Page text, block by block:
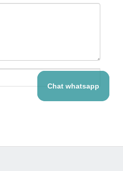
Chat whatsapp